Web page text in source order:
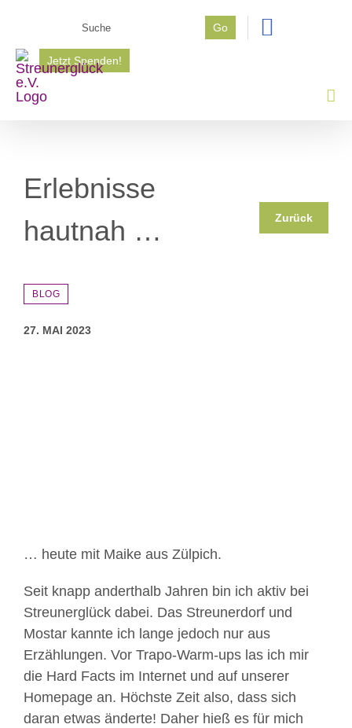
springen
Go
Jetzt Spenden!
Erlebnisse
hautnah …
Zurück
BLOG
27. MAI 2023
… heute mit Maike aus Zülpich.
Seit knapp anderthalb Jahren bin ich aktiv bei
Streunerglück dabei. Das Streunerdorf und
Mostar kannte ich lange jedoch nur aus
Erzählungen. Vor Trapo-Warm-ups las ich mir
die Hard Facts im Internet und auf unserer
Homepage an. Höchste Zeit also, dass sich
daran etwas änderte! Daher hieß es für mich